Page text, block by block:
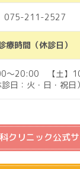
075-211-2527
療時間（休診日）
～20:00 【土】
診日：火・日・祝日）
クリニック公式